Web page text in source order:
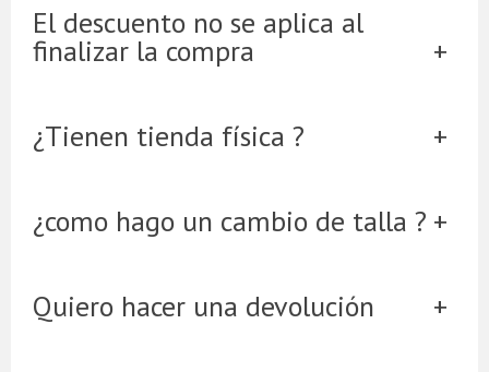
El descuento no se aplica al
finalizar la compra
¿Tienen tienda física ?
¿como hago un cambio de talla ?
Quiero hacer una devolución